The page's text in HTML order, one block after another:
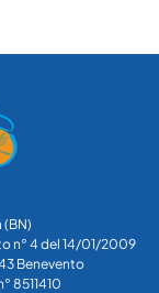
n° 4 del 14/01/2009
Benevento
8511410